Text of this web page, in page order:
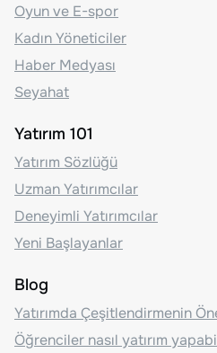
Oyun ve E-spor
Kadın Yöneticiler
Haber Medyası
Seyahat
Yatırım 101
Yatırım Sözlüğü
Uzman Yatırımcılar
Deneyimli Yatırımcılar
Yeni Başlayanlar
Blog
Yatırımda Çeşitlendirmenin
Öğrenciler nasıl yatırım